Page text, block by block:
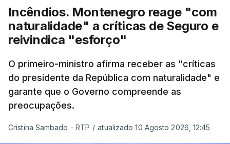
continuam a trabalhar"
ESTE CONTEÚDO ESTÁ NESTE
MOMENTO INDISPONÍVEL
Incêndios. Montenegro reage "com
naturalidade" a críticas de Seguro e
reivindica "esforço"
O primeiro-ministro afirma receber as "críticas
do presidente da República com naturalidade" e
garante que o Governo compreende as
preocupações.
Cristina Sambado - RTP / atualizado 10 Agosto 2026, 12:45